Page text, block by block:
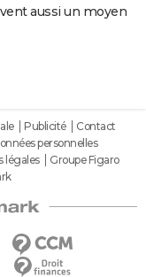
aussi un moyen
Publicité
Contact
personnelles
légales
Groupe Figaro